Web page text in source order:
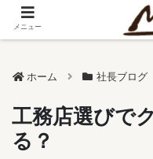
ホーム 社長ブログ
工務店選びで
る？
メニュー